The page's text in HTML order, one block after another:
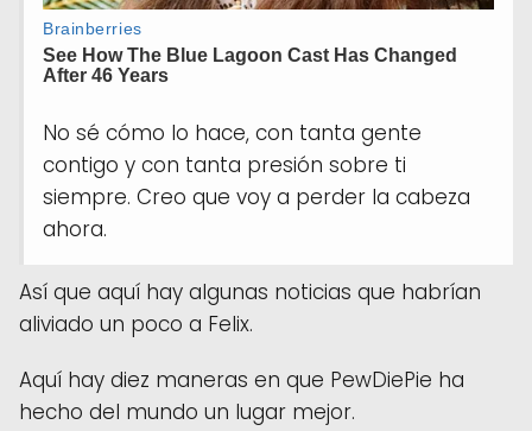
No sé cómo lo hace, con tanta gente
contigo y con tanta presión sobre ti
siempre. Creo que voy a perder la cabeza
ahora.
Así que aquí hay algunas noticias que habrían
aliviado un poco a Felix.
Aquí hay diez maneras en que PewDiePie ha
hecho del mundo un lugar mejor.